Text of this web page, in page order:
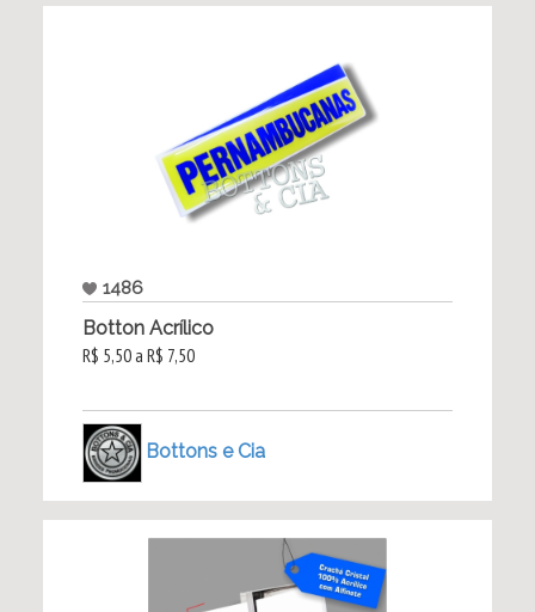
1486
Botton Acrílico
R$ 5,50 a R$ 7,50
Bottons e Cia